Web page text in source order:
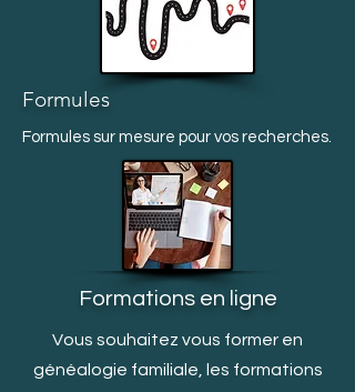
Formules
Formules sur mesure pour vos recherches.
Formations en ligne
Vous souhaitez vous former en
généalogie familiale, les formations